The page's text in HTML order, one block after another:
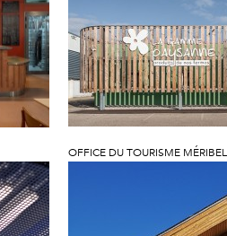
OFFICE DU TOURISME MÉRIBEL